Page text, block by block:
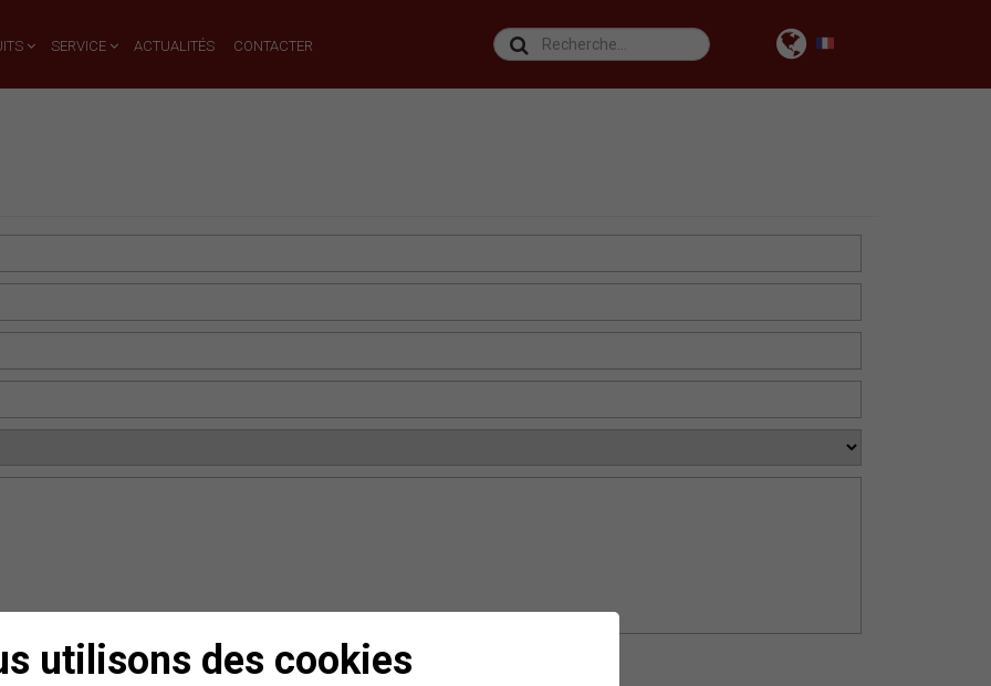
utilisons des cookies
SERVICE ACTUALITÉS CONTACTER
et recevez dans votre boîte e-mails nos nouveautés.